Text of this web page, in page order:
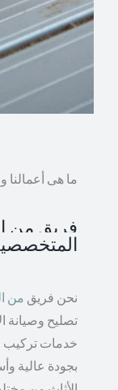
ما هى أعمالنا
فريق من
نحن فريق من
تصليح وصيانة
خدمات تركيب
بجودة عالية